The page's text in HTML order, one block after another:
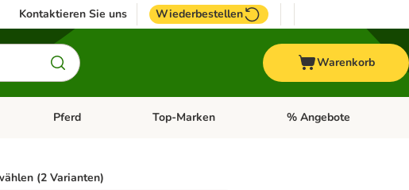
Kontaktieren Sie uns Wiederbestellen
Warenkorb
öffnen: Fisch
Kategorie-Menü öffnen: Vogel
Pferd Kategorie-Menü öffnen: Pferd
Top-Marken Kategorie-Menü öffnen:
% Angebote
(2 Varianten)